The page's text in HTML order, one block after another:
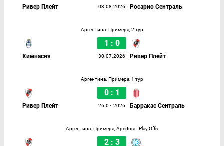
Ривер Плейт 03.08.2026 Росарио Сентраль
Аргентина. Примера, 2 тур
Химнасия
1 : 0
30.07.2026 Ривер Плейт
Аргентина. Примера, 1 тур
Ривер Плейт
0 : 1
26.07.2026 Барракас Сентраль
Аргентина. Примера, Apertura - Play Offs
2 : 3